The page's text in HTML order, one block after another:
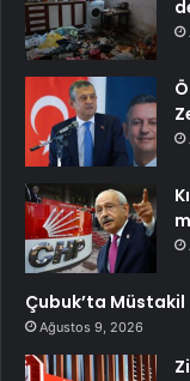
Çubuk’ta Müstakil
Ağustos 9, 2026